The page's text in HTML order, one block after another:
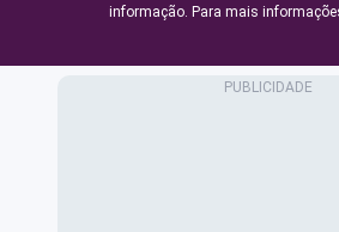
informação. Para mais